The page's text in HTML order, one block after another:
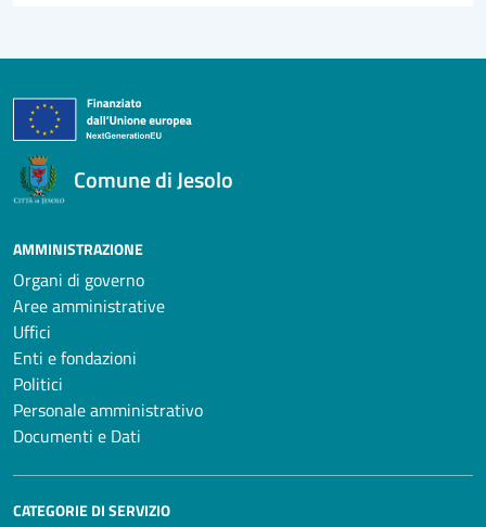
Comune di Jesolo
AMMINISTRAZIONE
Organi di governo
Aree amministrative
Uffici
Enti e fondazioni
Politici
Personale amministrativo
Documenti e Dati
CATEGORIE DI SERVIZIO